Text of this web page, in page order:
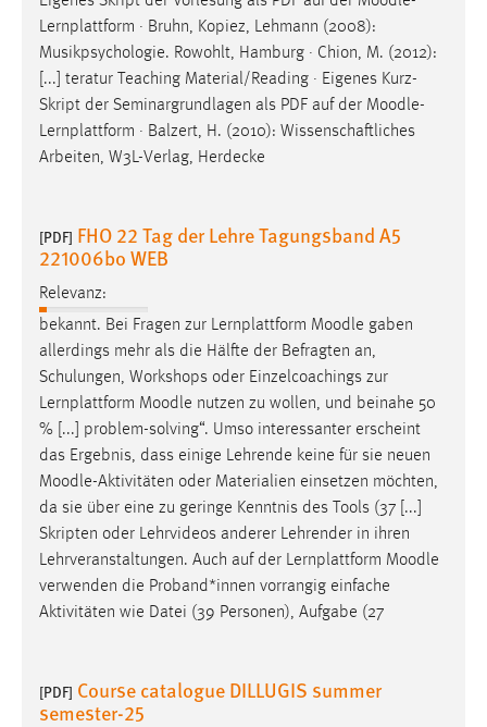
Lernplattform · Bruhn, Kopiez, Lehmann (2008):
Musikpsychologie. Rowohlt, Hamburg · Chion, M. (2012):
[...] teratur Teaching Material/Reading · Eigenes Kurz-
Skript der Seminargrundlagen als PDF auf der Moodle-
Lernplattform · Balzert, H. (2010): Wissenschaftliches
Arbeiten, W3L-Verlag, Herdecke
[PDF] FHO 22 Tag der Lehre Tagungsband A5
221006bo WEB
Relevanz:
bekannt. Bei Fragen zur Lernplattform Moodle gaben
allerdings mehr als die Hälfte der Befragten an,
Schulungen, Workshops oder Einzelcoachings zur
Lernplattform Moodle nutzen zu wollen, und beinahe 50
% [...] problem-solving“. Umso interessanter erscheint
das Ergebnis, dass einige Lehrende keine für sie neuen
Moodle-Aktivitäten oder Materialien einsetzen möchten,
da sie über eine zu geringe Kenntnis des Tools (37 [...]
Skripten oder Lehrvideos anderer Lehrender in ihren
Lehrveranstaltungen. Auch auf der Lernplattform Moodle
verwenden die Proband*innen vorrangig einfache
Aktivitäten wie Datei (39 Personen), Aufgabe (27
[PDF] Course catalogue DILLUGIS summer
semester-25